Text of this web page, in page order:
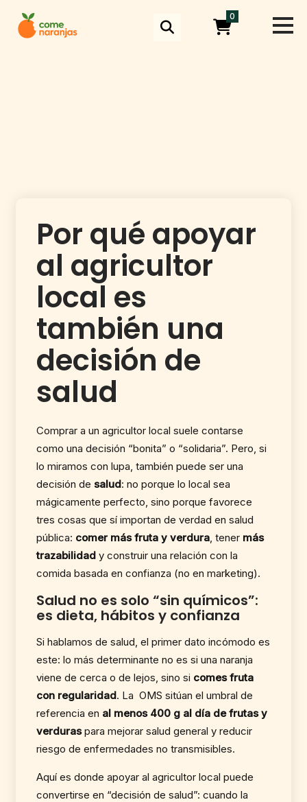
0
Por qué apoyar
al agricultor
local es
también una
decisión de
salud
Comprar a un agricultor local suele contarse
como una decisión “bonita” o “solidaria”. Pero, si
lo miramos con lupa, también puede ser una
decisión de salud: no porque lo local sea
mágicamente perfecto, sino porque favorece
tres cosas que sí importan de verdad en salud
pública: comer más fruta y verdura, tener más
trazabilidad y construir una relación con la
comida basada en confianza (no en marketing).
Salud no es solo “sin químicos”:
es dieta, hábitos y confianza
Si hablamos de salud, el primer dato incómodo es
este: lo más determinante no es si una naranja
viene de cerca o de lejos, sino si comes fruta
con regularidad. La OMS sitúan el umbral de
referencia en al menos 400 g al día de frutas y
verduraspara mejorar salud general y reducir
riesgo de enfermedades no transmisibles.
Aquí es donde apoyar al agricultor local puede
convertirse en “decisión de salud”: cuando la